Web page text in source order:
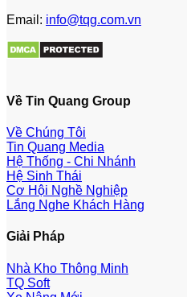
Email: info@tqg.com.vn
Về Tin Quang Group
Về Chúng Tôi
Tin Quang Media
Hệ Thống - Chi Nhánh
Hệ Sinh Thái
Cơ Hội Nghề Nghiệp
Lắng Nghe Khách Hàng
Giải Pháp
Nhà Kho Thông Minh
TQ Soft